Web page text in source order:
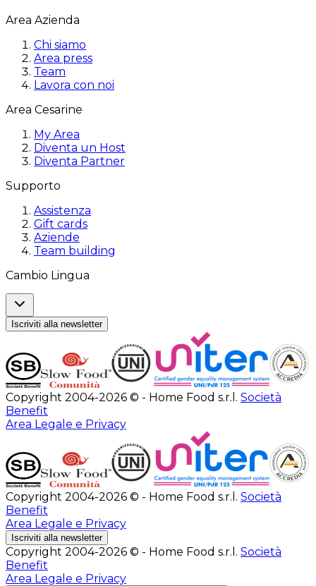
Area Azienda
Chi siamo
Area press
Team
Lavora con noi
Area Cesarine
My Area
Diventa un Host
Diventa Partner
Supporto
Assistenza
Gift cards
Aziende
Team building
Cambio Lingua
Iscriviti alla newsletter
Copyright 2004-2026 © - Home Food s.r.l. Società
Benefit
Area Legale e Privacy
Copyright 2004-2026 © - Home Food s.r.l. Società
Benefit
Area Legale e Privacy
Iscriviti alla newsletter
Copyright 2004-2026 © - Home Food s.r.l. Società
Benefit
Area Legale e Privacy